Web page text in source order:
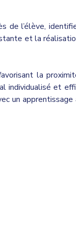
de l’élève,
et la
la
individualisé et
un